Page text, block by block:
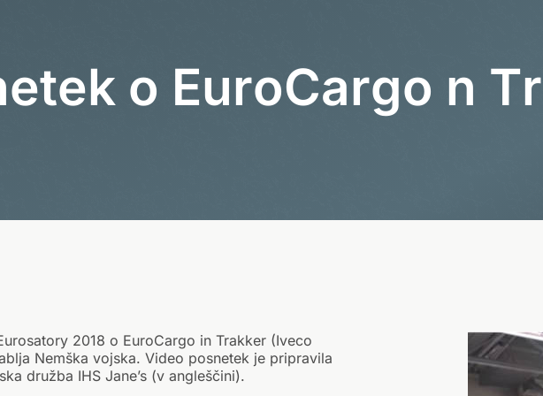
etek o EuroCargo n Tr
2018 o EuroCargo in Trakker (Iveco
Nemška vojska. Video posnetek je pripravila
družba IHS Jane’s (v angleščini).